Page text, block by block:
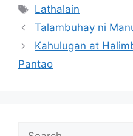
Tags
Lathalain
Talambuhay ni
Kahulugan at
Pantao
Search